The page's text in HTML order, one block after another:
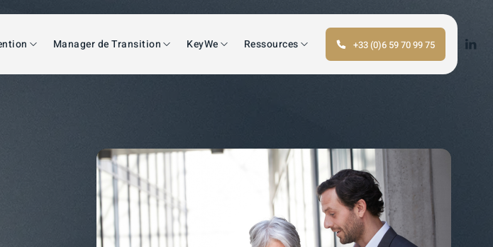
Manager de Transition KeyWe Ressources +33 (0)6 59 70 99 75